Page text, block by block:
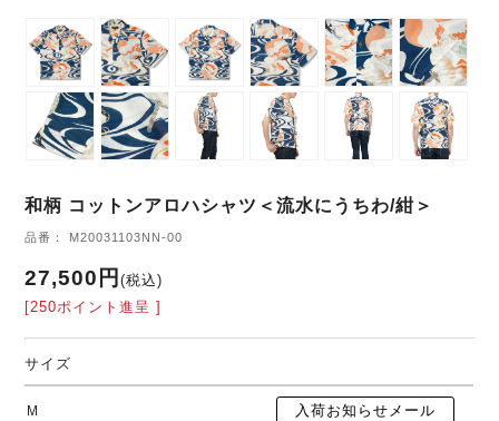
和柄 コットンアロハシャツ＜流水にうちわ/紺＞
品番： M20031103NN-00
27,500円(税込)
[250ポイント進呈 ]
サイズ
M